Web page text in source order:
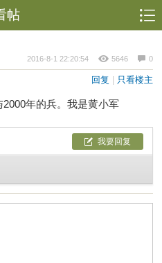
帖
2016-8-1 22:20:54 5646 0
回复 只看楼主
年的兵。我是黄小军
我要回复